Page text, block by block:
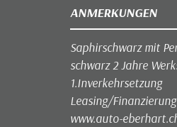
ANMERKUNGEN
Saphirschwarz mit
schwarz 2 Jahre
1.Inverkehrsetzung
Leasing/
www.auto-